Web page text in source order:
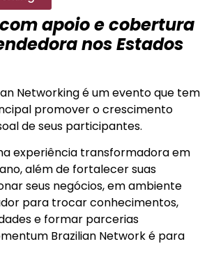
apoio e cobertura
nos Estados
Networking é um evento que tem
promover o crescimento
de seus participantes.
experiência transformadora em
além de fortalecer suas
seus negócios, em ambiente
para trocar conhecimentos,
e formar parcerias
Brazilian Network é para